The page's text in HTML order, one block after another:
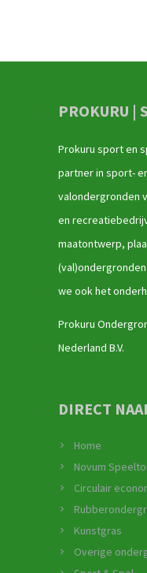
PROKURU |
Prokuru sport en
partner in sport-
valondergronden
en
maatontwerp,
we ook het
Prokuru
Nederland B.V.
DIRECT
Home
Novum
Circulair
Kunstgras
Overige